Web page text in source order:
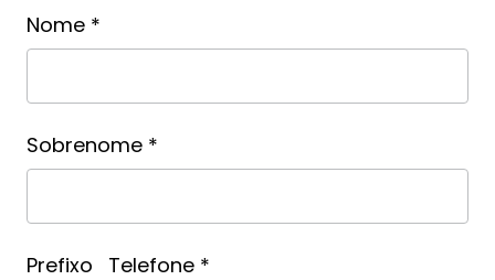
Nome *
Sobrenome *
Prefixo
Telefone *